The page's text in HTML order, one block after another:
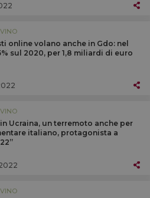
online volano anche in Gdo: nel
sul 2020, per 1,8 miliardi di euro
Ucraina, un terremoto anche per
italiano, protagonista a